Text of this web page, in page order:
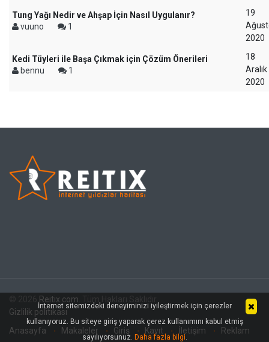
Tung Yağı Nedir ve Ahşap İçin Nasıl Uygulanır?
vuuno
1
19
2020
Kedi Tüyleri ile Başa Çıkmak için Çözüm Önerileri
bennu
1
18
Aralık
2020
© 2026Reitix.com
Gizlilik politikası
Anasayfa
Makaleler Giriş Kayıt İletişim Reklam
İnternet sitemizdeki deneyiminizi iyileştirmek için çerezler
kullanıyoruz. Bu siteye giriş yaparak çerez kullanımını kabul etmiş
sayılıyorsunuz. Daha fazla bilgi.